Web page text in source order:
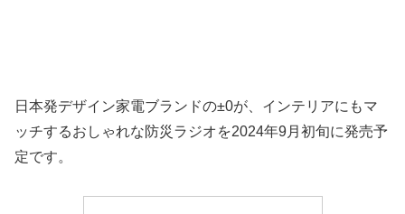
日本発デザイン家電ブランドの±0が、インテリアにもマ
ッチするおしゃれな防災ラジオを2024年9月初旬に発売予
定です。